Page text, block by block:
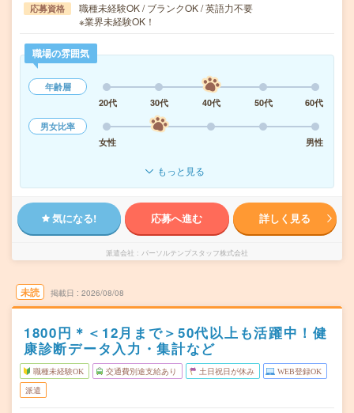
応募資格
職種未経験OK / ブランクOK / 英語力不要
※業界未経験OK！
職場の雰囲気
年齢層
20代
30代 40代 50代
60代
男女比率
女性
男性
もっと見る
気になる! 応募へ進む 詳しく見る
派遣会社 パーソルテンプスタッフ株式会社
未読 掲載日 2026/08/08
1800円＊＜12月まで＞50代以上も活躍中！健
康診断データ入力・集計など
職種未経験OK 交通費別途支給あり 土日祝日が休み WEB登録OK
派遣